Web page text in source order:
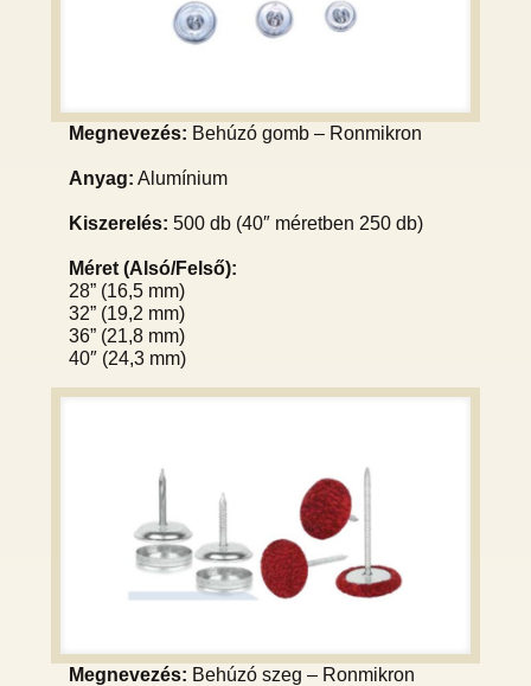
Megnevezés: Behúzó gomb – Ronmikron
Anyag: Alumínium
Kiszerelés: 500 db (40″ méretben 250 db)
Méret (Alsó/Felső):
28” (16,5 mm)
32” (19,2 mm)
36” (21,8 mm)
40″ (24,3 mm)
Megnevezés: Behúzó szeg – Ronmikron